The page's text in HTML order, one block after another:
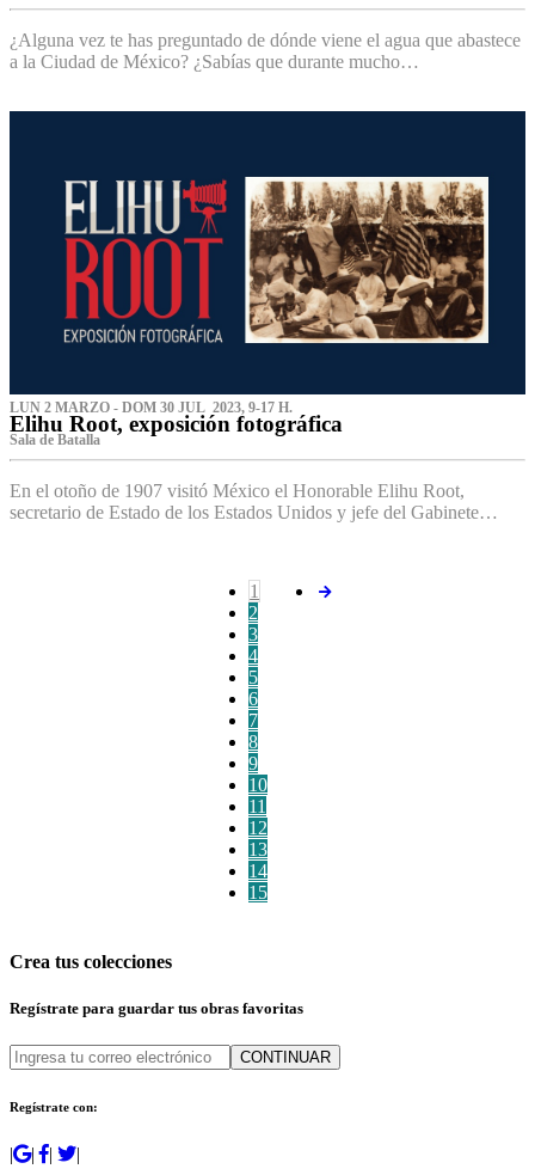
¿Alguna vez te has preguntado de dónde viene el agua que abastece
a la Ciudad de México? ¿Sabías que durante mucho…
LUN 2 MARZO - DOM 30 JUL 2023, 9-17 H.
Elihu Root, exposición fotográfica
Sala de Batalla
En el otoño de 1907 visitó México el Honorable Elihu Root,
secretario de Estado de los Estados Unidos y jefe del Gabinete…
1
2
3
4
5
6
7
8
9
10
11
12
13
14
15
Crea tus colecciones
Regístrate para guardar tus obras favoritas
CONTINUAR
Regístrate con:
| | | |